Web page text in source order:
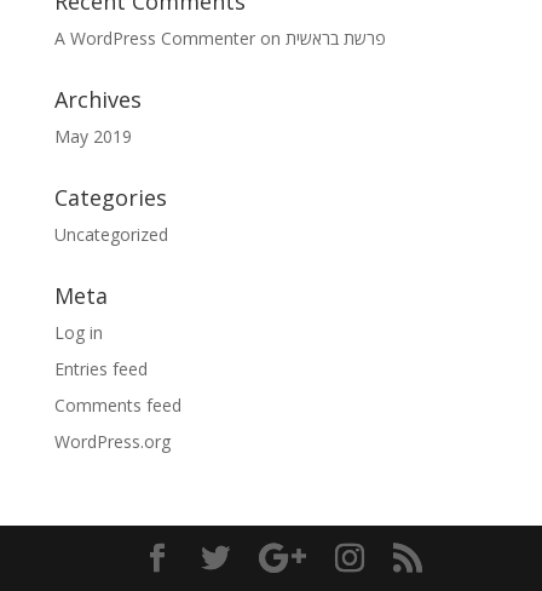
A WordPress Commenteron פרשת בראשית
Archives
May 2019
Categories
Uncategorized
Meta
Log in
Entries feed
Comments feed
WordPress.org